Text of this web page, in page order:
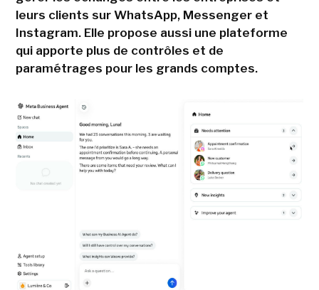
leurs clients sur WhatsApp, Messenger et
Instagram. Elle propose aussi une plateforme
qui apporte plus de contrôles et de
paramétrages pour les grands comptes.